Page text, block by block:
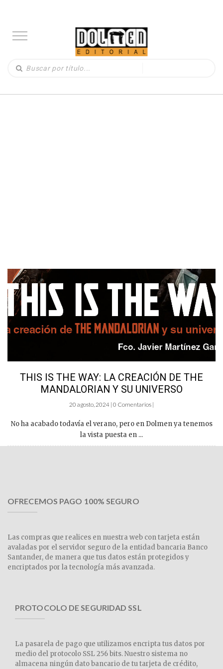
THIS IS THE WAY: LA CREACIÓN DE THE
MANDALORIAN Y SU UNIVERSO
20 agosto, 2024 | 0 Comentarios |
No ha acabado todavía el verano, pero en Dolmen ya tenemos
la vista puesta en ...
OFRECEMOS PAGO 100% SEGURO
Las compras que realices en nuestra web con tarjeta están
avaladas por el servidor seguro de la entidad bancaria Banco
Santander, de manera que tus datos están protegidos y
encriptados por la tecnología más avanzada.
PROTOCOLO DE SEGURIDAD SSL
La pasarela de pago que utilizamos encripta tus datos por
medio del protocolo SSL 256 bits. Nuestro sistema no
almacena ningún dato bancario de tu tarjeta de crédito,